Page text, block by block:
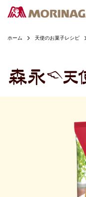
ホーム 天使のお菓子レシピ